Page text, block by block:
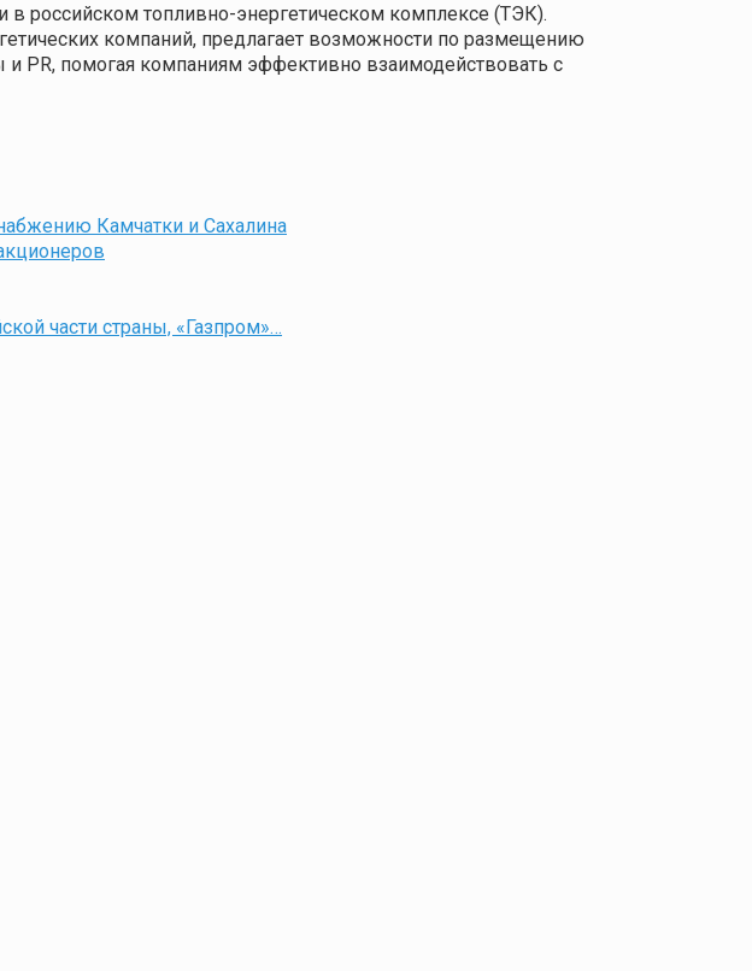
российском топливно-энергетическом комплексе (ТЭК).
компаний, предлагает возможности по размещению
PR, помогая компаниям эффективно взаимодействовать с
Камчатки и Сахалина
части страны, «Газпром»…